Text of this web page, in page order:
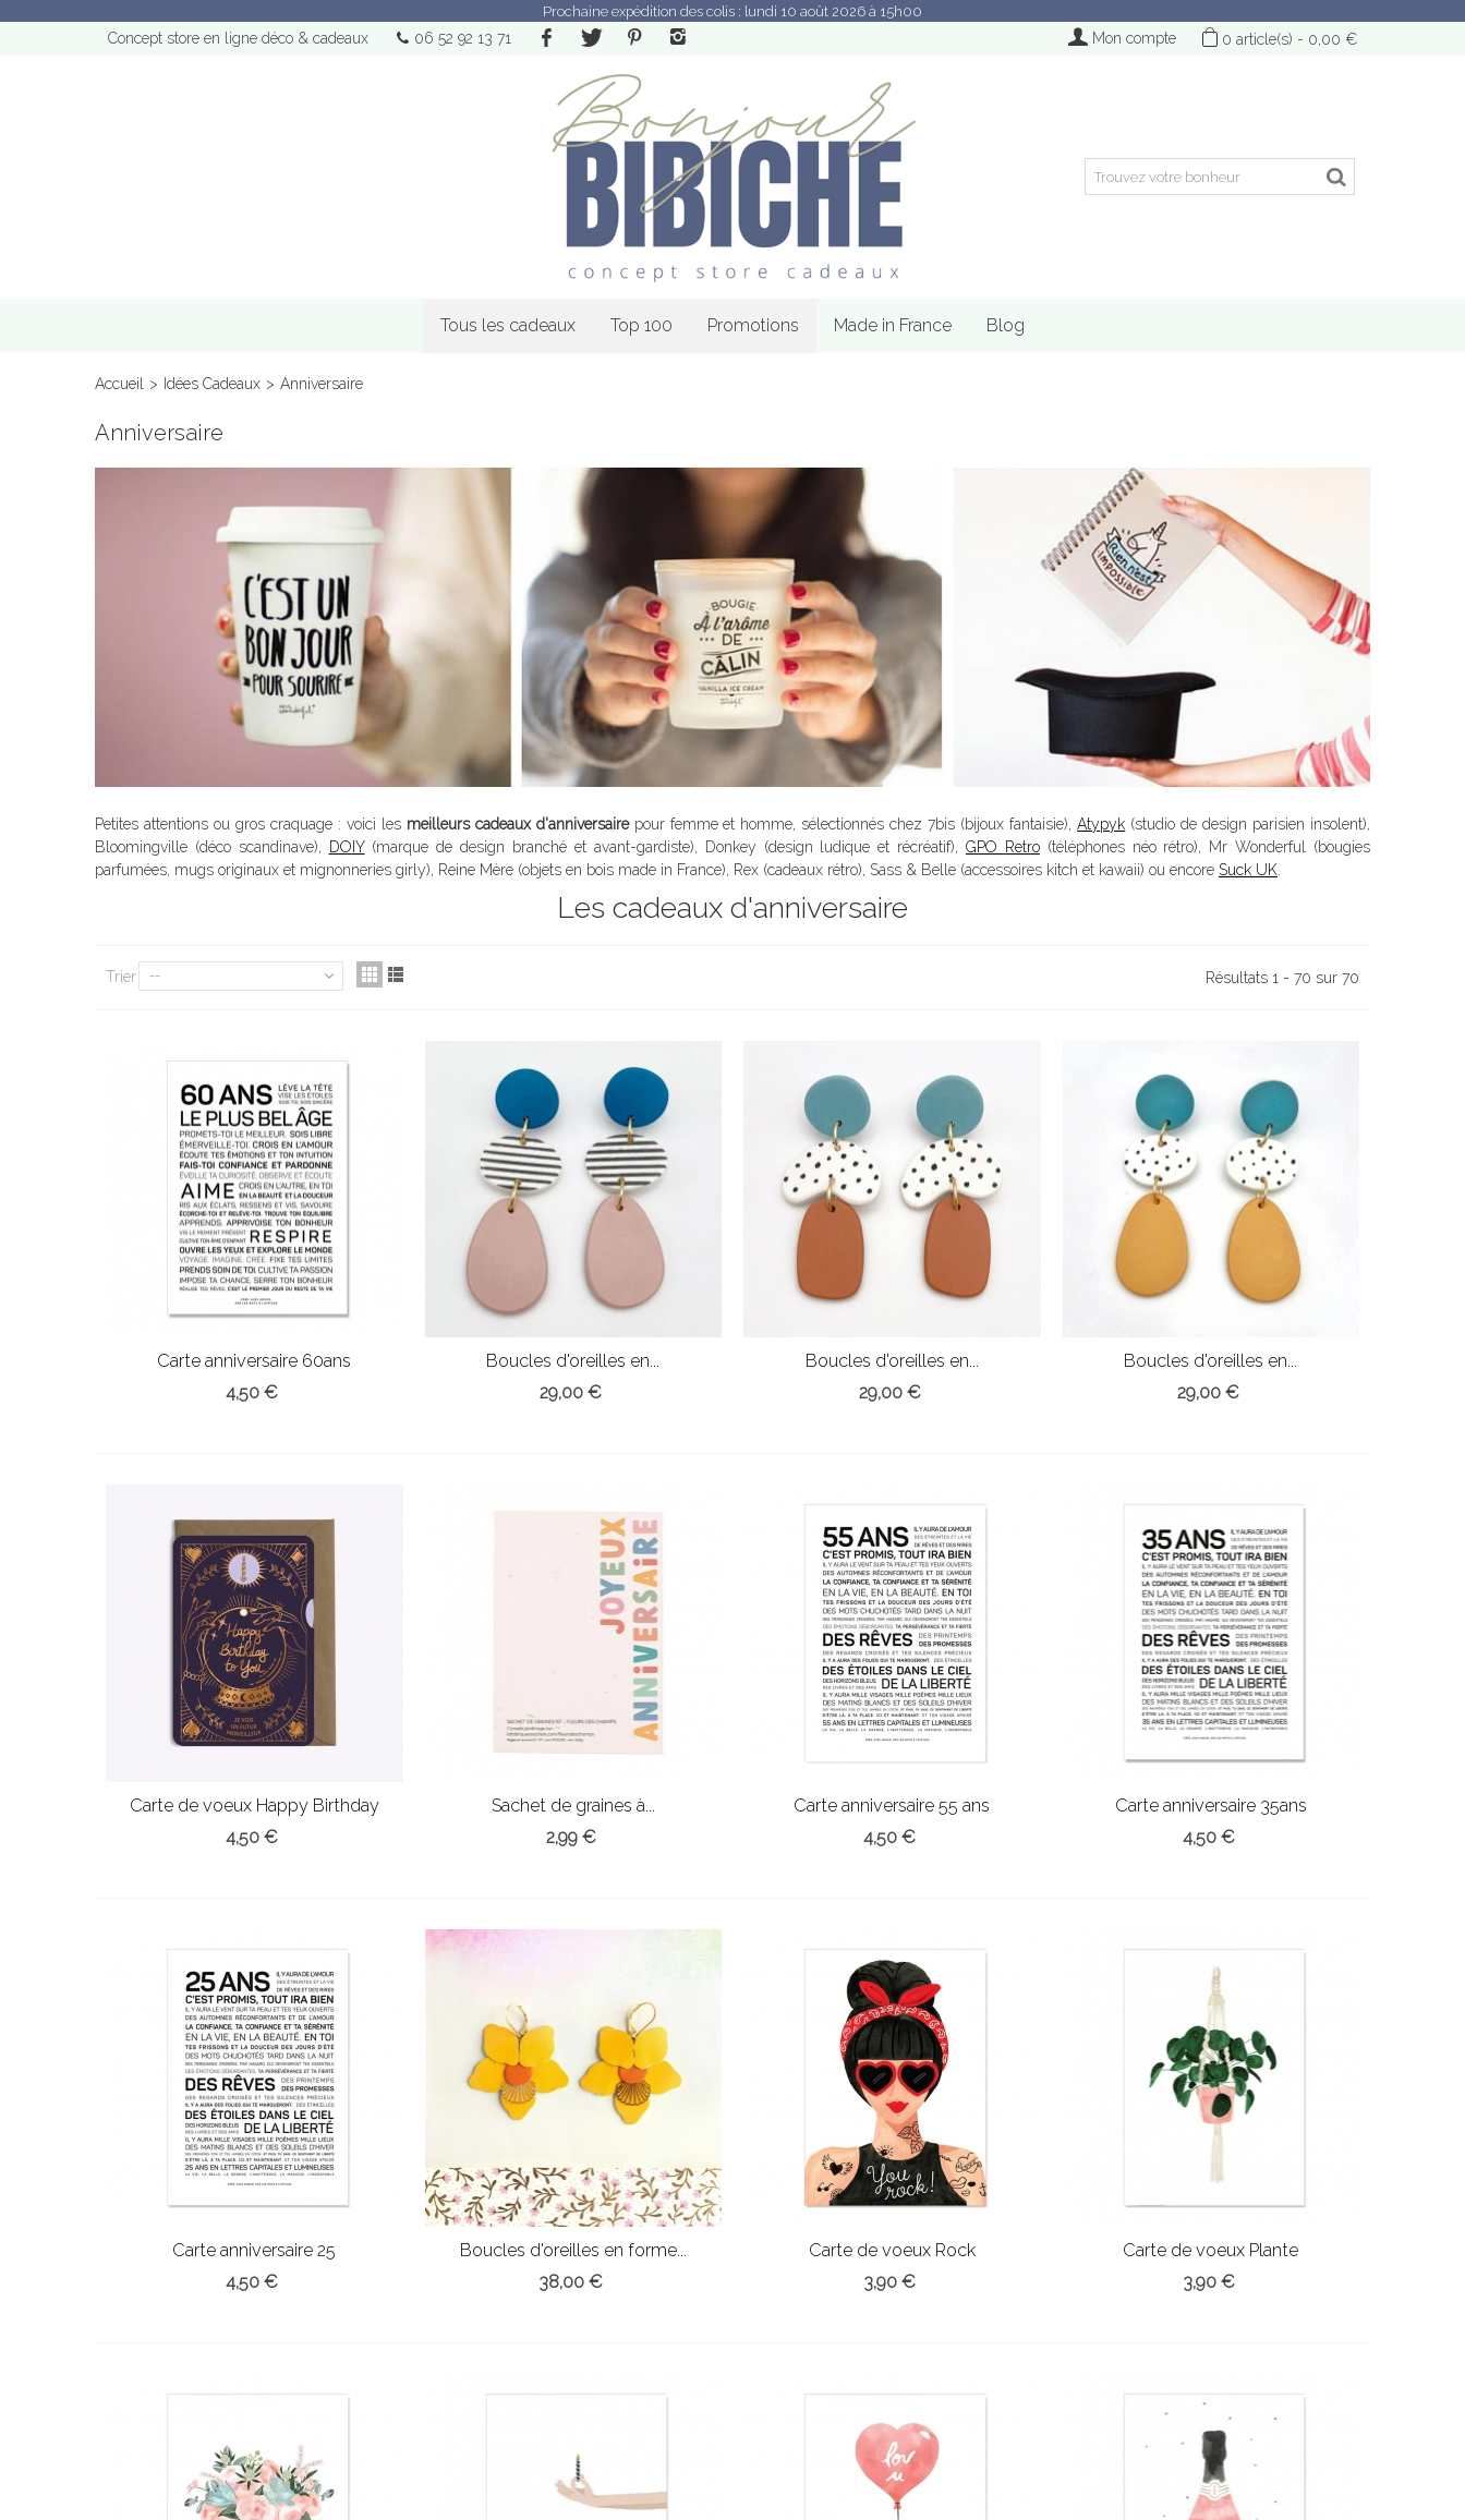
Prochaine expédition des colis : lundi 10 août 2026 à 15h00
Concept store en ligne déco & cadeaux 06 52 92 13 71 0 article(s) - 0,00 €
Mon compte
Tous les cadeaux Top 100 Promotions Made in France Blog
Accueil > Idées Cadeaux > Anniversaire
Anniversaire
Petites attentions ou gros craquage : voici les meilleurs cadeaux d'anniversairepour femme et homme, sélectionnés chez 7bis (bijoux fantaisie),Atypyk (studio de design parisien insolent),
Bloomingville (déco scandinave), DOIY(marque de design branché et avant-gardiste), Donkey (design ludique et récréatif), GPO Retro(téléphones néo rétro), Mr Wonderful (bougies
parfumées, mugs originaux et mignonneries girly), Reine Mère (objets en bois made in France), Rex (cadeaux rétro), Sass & Belle (accessoires kitch et kawaii) ou encore Suck UK
Les cadeaux d'anniversaire
Trier -- Résultats 1 - 70 sur 70
Carte anniversaire 60ans
4,50 €
Boucles d'oreilles en...
29,00 €
Boucles d'oreilles en...
29,00 €
Boucles d'oreilles en...
29,00 €
Carte de voeux Happy Birthday
4,50 €
Sachet de graines à...
2,99 €
Carte anniversaire 55 ans
4,50 €
Carte anniversaire 35ans
4,50 €
Carte anniversaire 25
4,50 €
Boucles d'oreilles en forme...
38,00 €
Carte de voeux Rock
3,90 €
Carte de voeux Plante
3,90 €